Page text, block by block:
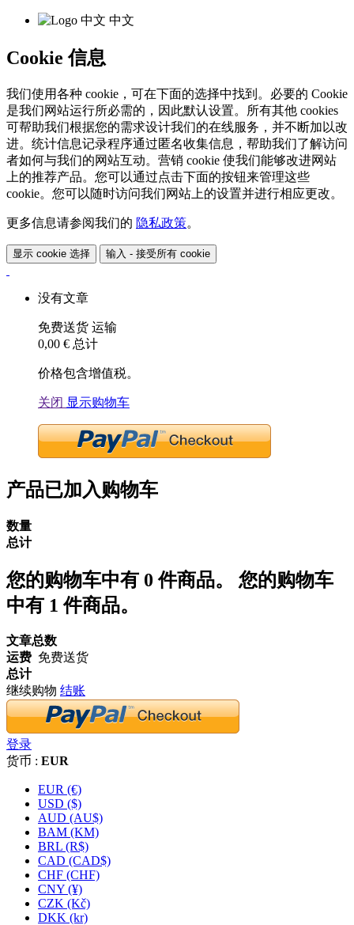
中文
Cookie 信息
我们使用各种 cookie，可在下面的选择中找到。必要的 Cookie
是我们网站运行所必需的，因此默认设置。所有其他 cookies
可帮助我们根据您的需求设计我们的在线服务，并不断加以改
进。统计信息记录程序通过匿名收集信息，帮助我们了解访问
者如何与我们的网站互动。营销 cookie 使我们能够改进网站
上的推荐产品。您可以通过点击下面的按钮来管理这些
cookie。您可以随时访问我们网站上的设置并进行相应更改。
更多信息请参阅我们的 隐私政策。
显示 cookie 选择 输入 - 接受所有 cookie
没有文章
免费送货 运输
0,00 € 总计
价格包含增值税。
关闭 显示购物车
产品已加入购物车
数量
总计
您的购物车中有 0 件商品。 您的购物车
中有 1 件商品。
文章总数
运费 免费送货
总计
继续购物 结账
登录
货币 : EUR
EUR (€)
USD ($)
AUD (AU$)
BAM (KM)
BRL (R$)
CAD (CAD$)
CHF (CHF)
CNY (¥)
CZK (Kč)
DKK (kr)